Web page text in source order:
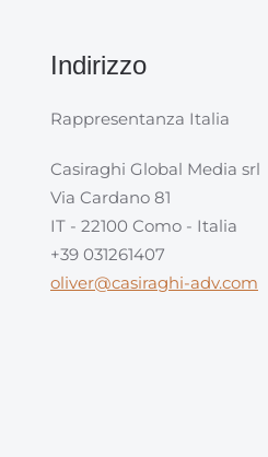
Indirizzo
Rappresentanza Italia
Casiraghi Global Media srl
Via Cardano 81
IT - 22100 Como - Italia
+39 031261407
oliver@casiraghi-adv.com